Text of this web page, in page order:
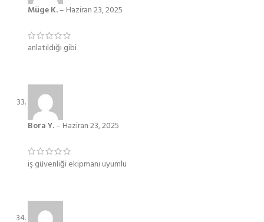
Müge K.– Haziran 23, 2025
anlatıldığı gibi
Bora Y.– Haziran 23, 2025
iş güvenliği ekipmanı uyumlu